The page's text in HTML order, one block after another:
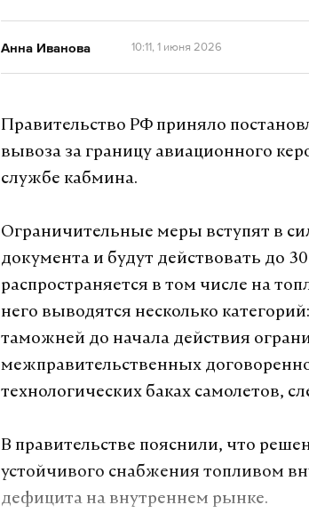
Анна Иванова 10:11, 1 июня 2026
Правительство РФ приняло
вывоза за границу авиационного
службе кабмина.
Ограничительные меры вступят в
документа и будут действовать до
распространяется в том числе на
него выводятся несколько
таможней до начала действия
межправительственных
технологических баках самолетов,
В правительстве пояснили, что
устойчивого снабжения топливом
дефицита на внутреннем рынке.